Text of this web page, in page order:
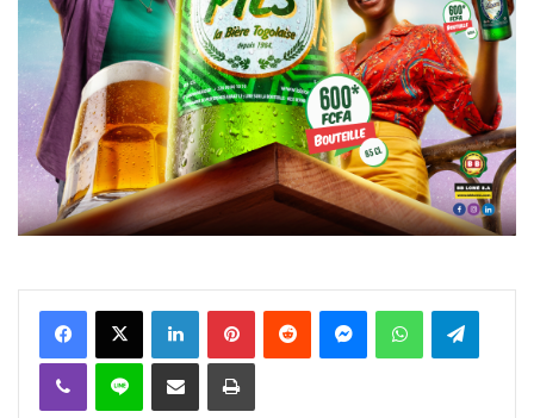
FacebookX Linkedin PinterestReddit MessengerWhatsAppTelegram
Viber Ligne Partager par email Imprimer